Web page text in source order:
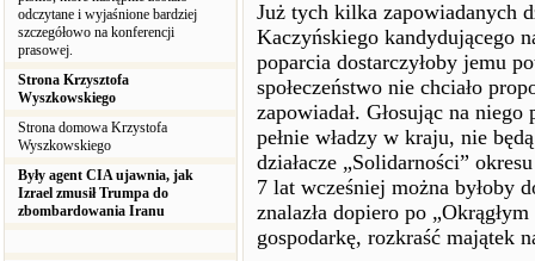
odczytane i wyjaśnione bardziej
szczegółowo na konferencji
prasowej.
Strona Krzysztofa
Wyszkowskiego
Strona domowa Krzystofa
Wyszkowskiego
Były agent CIA ujawnia, jak
Izrael zmusił Trumpa do
zbombardowania Iranu
Już tych kilka zapowiadanych
Kaczyńskiego kandydującego
poparcia dostarczyłoby jemu
społeczeństwo nie chciało
zapowiadał. Głosując na
pełnie władzy w kraju, nie
działacze „Solidarności”
7 lat wcześniej można byłoby
znalazła dopiero po
gospodarkę, rozkraść majątek